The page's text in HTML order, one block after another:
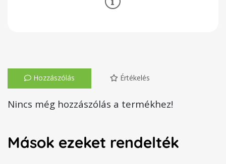
Hozzászólás Értékelés
Nincs még hozzászólás a termékhez!
Mások ezeket rendelték